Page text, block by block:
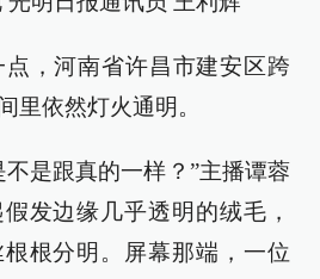
，河南省许昌市建安区跨
里依然灯火通明。
是跟真的一样？”主播谭蓉
发边缘几乎透明的绒毛，
根分明。屏幕那端，一位